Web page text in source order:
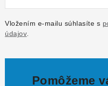
Vložením e-mailu súhlasíte s
údajov
Pomôžeme